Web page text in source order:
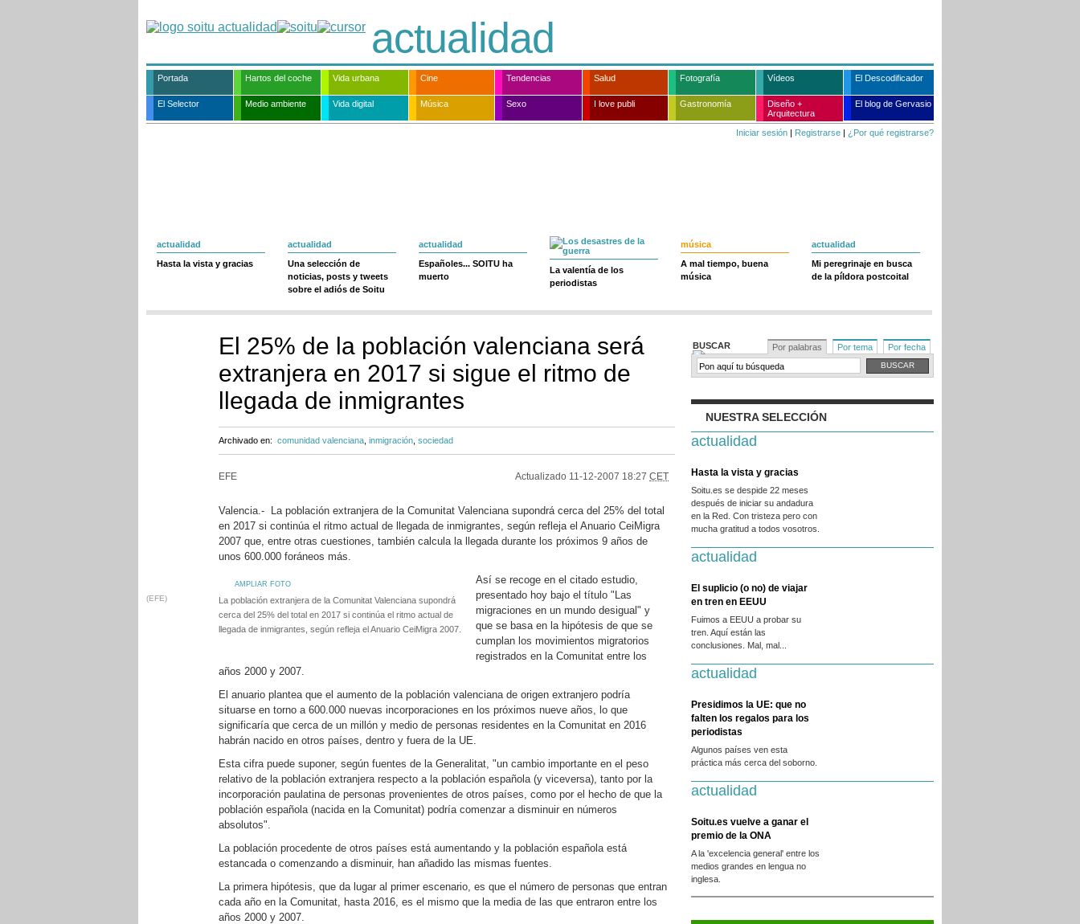
actualidad
Portada Hartos del coche Vida urbana Cine Tendencias Salud Fotografía Vídeos El Descodificador
El Selector Medio ambiente Vida digital Música Sexo I love publi Gastronomía
Diseño +
Arquitectura
El blog de Gervasio
Iniciar sesión | Registrarse | ¿Por qué registrarse?
actualidad
Hasta la vista y gracias
actualidad
Una selección de
noticias, posts y tweets
sobre el adiós de Soitu
actualidad
Españoles... SOITU ha
muerto
La valentía de los
periodistas
música
A mal tiempo, buena
música
actualidad
Mi peregrinaje en busca
de la píldora postcoital
El 25% de la población valenciana será
extranjera en 2017 si sigue el ritmo de
llegada de inmigrantes
Archivado en: comunidad valenciana inmigración sociedad
EFE Actualizado 11-12-2007 18:27 CET
Valencia.- La población extranjera de la Comunitat Valenciana supondrá cerca del 25% del total
en 2017 si continúa el ritmo actual de llegada de inmigrantes, según refleja el Anuario CeiMigra
2007 que, entre otras cuestiones, también calcula la llegada durante los próximos 9 años de
unos 600.000 foráneos más.
AMPLIAR FOTO
(EFE)
La población extranjera de la Comunitat Valenciana supondrá
cerca del 25% del total en 2017 si continúa el ritmo actual de
llegada de inmigrantes, según refleja el Anuario CeiMigra 2007.
Así se recoge en el citado estudio,
presentado hoy bajo el título "Las
migraciones en un mundo desigual" y
que se basa en la hipótesis de que se
cumplan los movimientos migratorios
registrados en la Comunitat entre los
años 2000 y 2007.
El anuario plantea que el aumento de la población valenciana de origen extranjero podría
situarse en torno a 600.000 nuevas incorporaciones en los próximos nueve años, lo que
significaría que cerca de un millón y medio de personas residentes en la Comunitat en 2016
habrán nacido en otros países, dentro y fuera de la UE.
Esta cifra puede suponer, según fuentes de la Generalitat, "un cambio importante en el peso
relativo de la población extranjera respecto a la población española (y viceversa), tanto por la
incorporación paulatina de personas provenientes de otros países, como por el hecho de que la
población española (nacida en la Comunitat) podría comenzar a disminuir en números
absolutos".
La población procedente de otros países está aumentando y la población española está
estancada o comenzando a disminuir, han añadido las mismas fuentes.
La primera hipótesis, que da lugar al primer escenario, es que el número de personas que entran
cada año en la Comunitat, hasta 2016, es el mismo que la media de las que entraron entre los
años 2000 y 2007.
BUSCAR Por palabras Por tema Por fecha
NUESTRA SELECCIÓN
actualidad
Hasta la vista y gracias
Soitu.es se despide 22 meses
después de iniciar su andadura
en la Red. Con tristeza pero con
mucha gratitud a todos vosotros.
actualidad
El suplicio (o no) de viajar
en tren en EEUU
Fuimos a EEUU a probar su
tren. Aquí están las
conclusiones. Mal, mal...
actualidad
Presidimos la UE: que no
falten los regalos para los
periodistas
Algunos países ven esta
práctica más cerca del soborno.
actualidad
Soitu.es vuelve a ganar el
premio de la ONA
A la 'excelencia general' entre los
medios grandes en lengua no
inglesa.